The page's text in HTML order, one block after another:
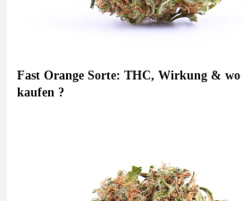
Fast Orange Sorte: THC, Wirkung & wo
kaufen ?